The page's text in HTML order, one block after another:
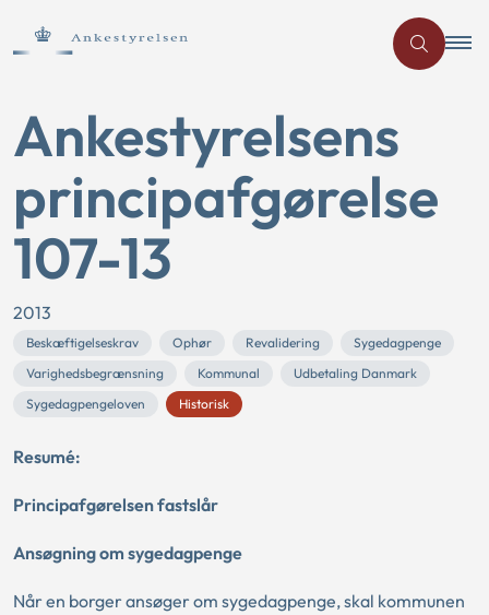
Ankestyrelsens
principafgørelse
107-13
2013
Beskæftigelseskrav Ophør Revalidering
Sygedagpenge
Varighedsbegrænsning
Kommunal
Udbetaling Danmark
Sygedagpengeloven
Historisk
Resumé:
Principafgørelsen fastslår
Ansøgning om sygedagpenge
Når en borger ansøger om sygedagpenge, skal kommunen